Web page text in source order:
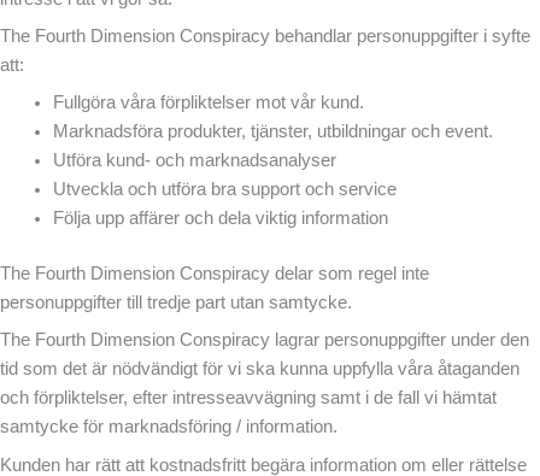
The Fourth Dimension Conspiracy behandlar personuppgifter i syfte
att:
Fullgöra våra förpliktelser mot vår kund.
Marknadsföra produkter, tjänster, utbildningar och event.
Utföra kund- och marknadsanalyser
Utveckla och utföra bra support och service
Följa upp affärer och dela viktig information
The Fourth Dimension Conspiracy delar som regel inte
personuppgifter till tredje part utan samtycke.
The Fourth Dimension Conspiracy lagrar personuppgifter under den
tid som det är nödvändigt för vi ska kunna uppfylla våra åtaganden
och förpliktelser, efter intresseavvägning samt i de fall vi hämtat
samtycke för marknadsföring / information.
Kunden har rätt att kostnadsfritt begära information om eller rättelse